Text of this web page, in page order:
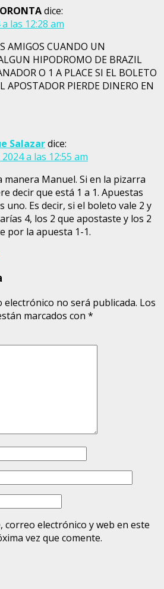
dice:
las 12:28 am
AMIGOS CUANDO UN
HIPODROMO DE BRAZIL
O 1 A PLACE SI EL BOLETO
APOSTADOR PIERDE DINERO EN
Salazardice:
a las 12:55 am
manera Manuel. Si en la pizarra
decir que está 1 a 1. Apuestas
uno. Es decir, si el boleto vale 2 y
4, los 2 que apostaste y los 2
por la apuesta 1-1.
electrónico no será publicada. Los
marcados con *
correo electrónico y web en este
vez que comente.